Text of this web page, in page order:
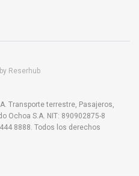
Reserhub
Transporte terrestre, Pasajeros,
Ochoa S.A. NIT: 890902875-8
8888. Todos los derechos